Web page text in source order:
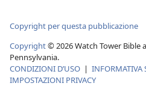
Copyright per questa pubblicazione
Copyright© 2026 Watch Tower Bible
Pennsylvania.
CONDIZIONI D’USO | INFORMATIVA
IMPOSTAZIONI PRIVACY